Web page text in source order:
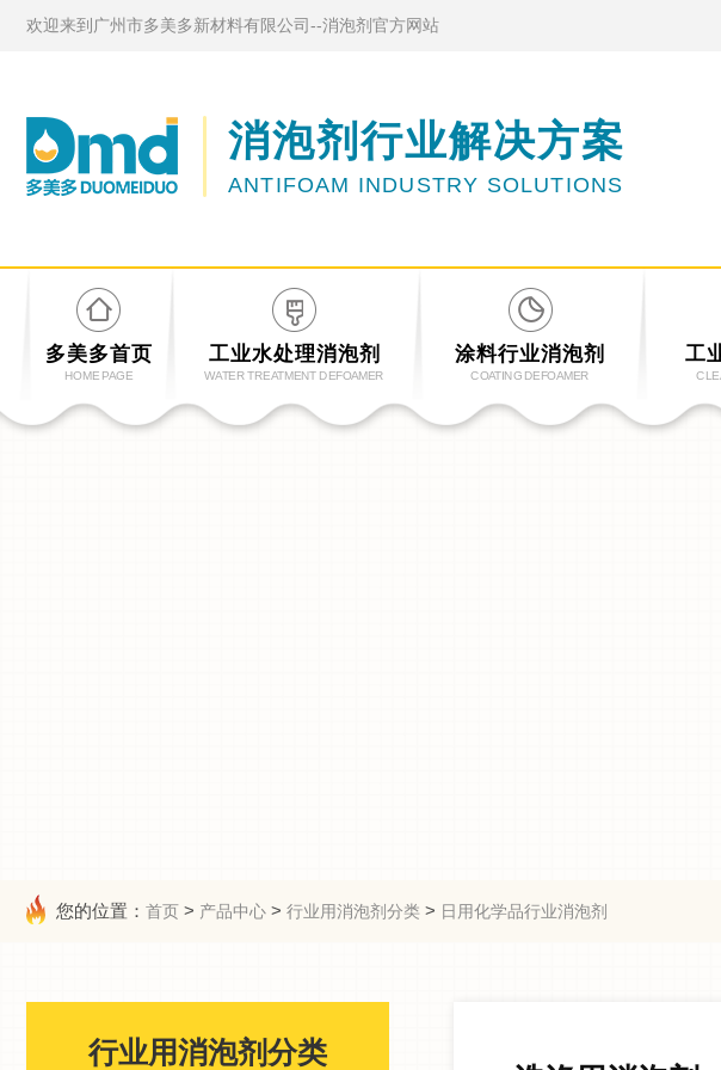
欢迎来到广州市多美多新材料有限公司--消泡剂官方网站
消泡剂行业解决方案
ANTIFOAM INDUSTRY SOLUTIONS
多美多首页
HOME PAGE
工业水处理消泡剂
WATER TREATMENT DEFOAMER
涂料行业消泡剂
COATING DEFOAMER
工
您的位置： 首页 > 产品中心 > 行业用消泡剂分类 > 日用化学品行业消泡剂
行业用消泡剂分类